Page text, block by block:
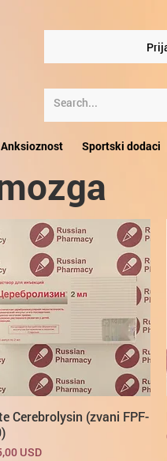
Anksioznost Sportski dodaci
Cerebrolysin (zvani FPF-
USD
s popustom